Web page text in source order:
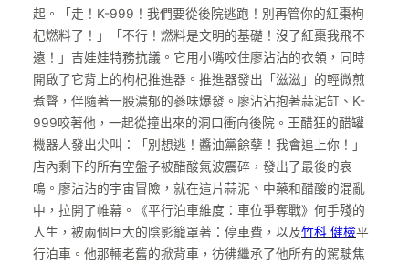
起。「走！K-999！我們要從後院逃跑！別再管你的紅棗枸
杞燃料了！」「不行！燃料是文明的基礎！沒了紅棗我飛不
遠！」吉娃娃特務抗議。它用小嘴咬住廖沾沾的衣領，同時
開啟了它背上的枸杞推進器。推進器發出「滋滋」的輕微煎
煮聲，伴隨著一股濃郁的蔘味爆發。廖沾沾抱著蒜泥缸、K-
999咬著他，一起從撞出來的洞口衝向後院。王醋狂的醋罐
機器人發出尖叫：「別想逃！醬油黨餘孽！我會追上你！」
店內剩下的所有空盤子被醋酸氣波震碎，發出了最後的哀
鳴。廖沾沾的宇宙冒險，就在這片蒜泥、中藥和醋酸的混亂
中，拉開了帷幕。《平行泊車維度：車位爭奪戰》何手殘的
人生，被兩個巨大的陰影籠罩著：停車費，以及竹科 健檢平
行泊車。他那輛老舊的掀背車，彷彿繼承了他所有的駕駛焦